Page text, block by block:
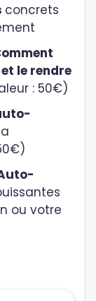
concrets
le rendre
: 50€)
ou votre